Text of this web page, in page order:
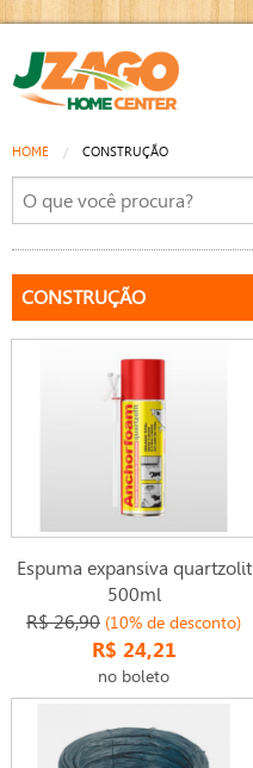
HOME CONSTRUÇÃO
Espuma expansiva quartzolit
500ml
R$ 26,90 (10% de desconto)
R$ 24,21
no boleto